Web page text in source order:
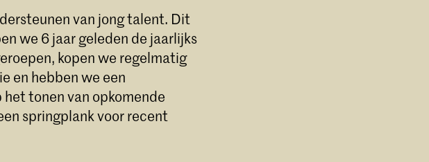
van jong talent. Dit
we 6 jaar geleden de jaarlijks
kopen we regelmatig
en hebben we een
tonen van opkomende
springplank voor recent